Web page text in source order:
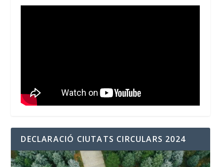
DECLARACIÓ CIUTATS CIRCULARS 2024